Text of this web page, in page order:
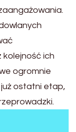
ich
ogromnie
ostatni etap,